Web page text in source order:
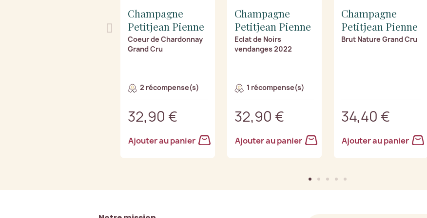
Champagne
Petitjean Pienne
Coeur de Chardonnay
Grand Cru
2 récompense(s)
32,90 €
Ajouter au panier
Champagne
Petitjean Pienne
Eclat de Noirs
vendanges 2022
1 récompense(s)
32,90 €
Ajouter au panier
Champagne
Petitjean Pienne
Brut Nature Grand Cru
34,40 €
Ajouter au panier